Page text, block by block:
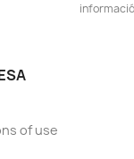
of use